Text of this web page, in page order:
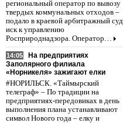
региональный оператор по вывозу
твердых коммунальных отходов –
подало в краевой арбитражный суд
иск к управлению
Росприроднадзора. Оператор…
14:05
На предприятиях
Заполярного филиала
«Норникеля» зажигают елки
#НОРИЛЬСК. «Таймырский
телеграф» – По традиции на
предприятиях-передовиках в день
выполнения плана устанавливают
символ Нового года – елку и